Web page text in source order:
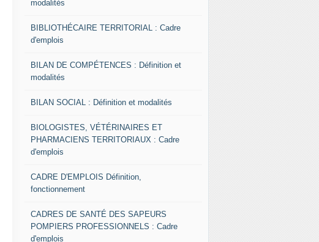
modalités
BIBLIOTHÉCAIRE TERRITORIAL : Cadre
d'emplois
BILAN DE COMPÉTENCES : Définition et
modalités
BILAN SOCIAL : Définition et modalités
BIOLOGISTES, VÉTÉRINAIRES ET
PHARMACIENS TERRITORIAUX : Cadre
d'emplois
CADRE D'EMPLOIS Définition,
fonctionnement
CADRES DE SANTÉ DES SAPEURS
POMPIERS PROFESSIONNELS : Cadre
d'emplois